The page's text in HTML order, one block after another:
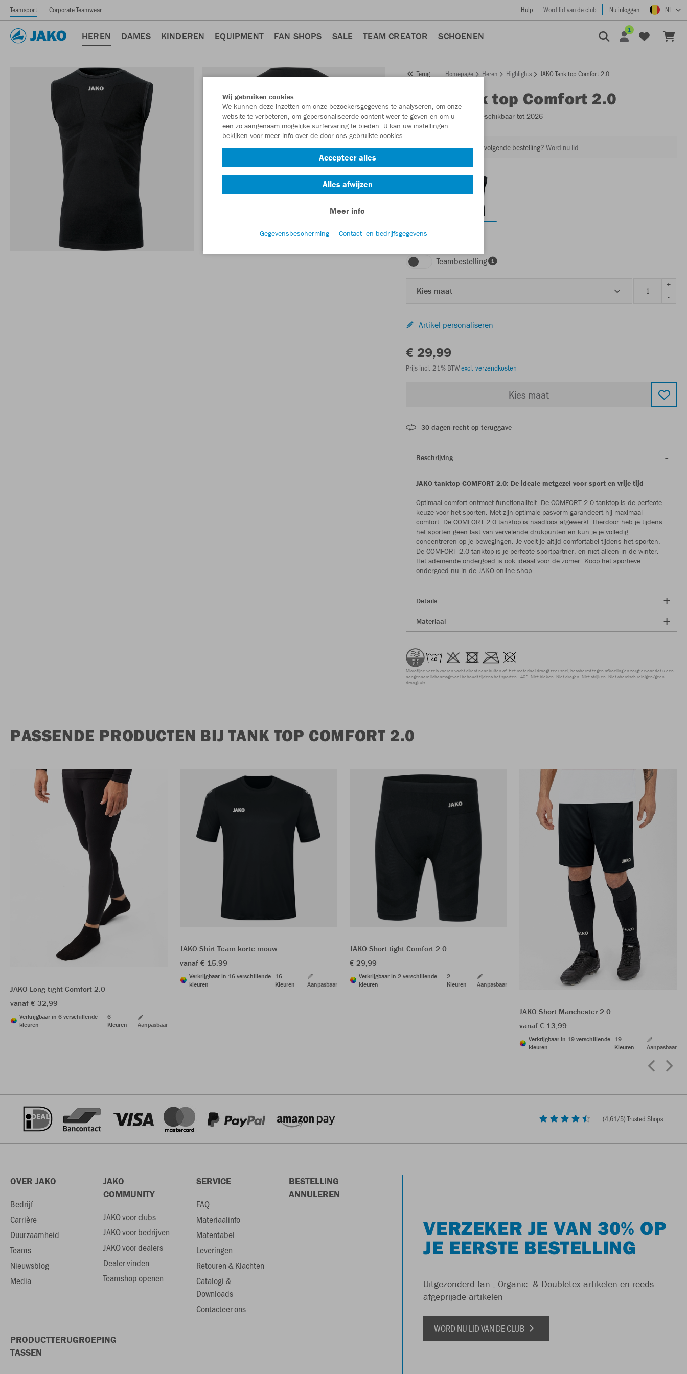
Teamsport Corporate Teamwear Hulp Word lid van de club Nu inloggen NL
HEREN DAMES KINDEREN EQUIPMENT FAN SHOPS SALE TEAM CREATOR SCHOENEN
1
Terug Homepage Heren Highlights JAKO Tank top Comfort 2.0
Tank top Comfort 2.0
Artikelnummer: - Beschikbaar tot 2026
Zin in 30% korting op je volgende bestelling?Word nu lid
zwart
Teambestelling
Kies maat
+
-
Artikel personaliseren
€ 29,99
Prijs incl. 21% BTWexcl. verzendkosten
Kies maat
30 dagen recht op teruggave
Beschrijving
JAKO tanktop COMFORT 2.0: De ideale metgezel voor sport en vrije tijd
Optimaal comfort ontmoet functionaliteit. De COMFORT 2.0 tanktop is de perfecte
keuze voor het sporten. Met zijn optimale pasvorm garandeert hij maximaal
comfort. De COMFORT 2.0 tanktop is naadloos afgewerkt. Hierdoor heb je tijdens
het sporten geen last van vervelende drukpunten en kun je je volledig
concentreren op je bewegingen. Je voelt je altijd comfortabel tijdens het sporten.
De COMFORT 2.0 tanktop is je perfecte sportpartner, en niet alleen in de winter.
Het ademende ondergoed is ook ideaal voor de zomer. Koop het sportieve
ondergoed nu in de JAKO online shop.
Details
Materiaal
Microfijne vezels voeren vocht direct naar buiten af. Het materiaal droogt zeer snel, beschermt tegen afkoeling en zorgt ervoor dat u een
aangenaam lichaamsgevoel behoudt tijdens het sporten. 40° Niet bleken Niet drogen Niet strijken Niet chemisch reinigen/geen
droogkuis
PASSENDE PRODUCTEN BIJ TANK TOP COMFORT 2.0
JAKO Long tight Comfort 2.0
vanaf € 32,99
Verkrijgbaar in 6 verschillende
kleuren
6
Kleuren
Aanpasbaar
JAKO Shirt Team korte mouw
vanaf € 15,99
Verkrijgbaar in 16 verschillende
kleuren
16
Kleuren
Aanpasbaar
JAKO Short tight Comfort 2.0
€ 29,99
Verkrijgbaar in 2 verschillende
kleuren
2
Kleuren
Aanpasbaar
JAKO Short Manchester 2.0
vanaf € 13,99
Verkrijgbaar in 19 verschillende
kleuren
19
Kleuren
Aanpasbaar
(4,61/5) Trusted Shops
OVER JAKO
Bedrijf
Carrière
Duurzaamheid
Teams
Nieuwsblog
Media
JAKO
COMMUNITY
JAKO voor clubs
JAKO voor bedrijven
JAKO voor dealers
Dealer vinden
Teamshop openen
SERVICE
FAQ
Materiaalinfo
Matentabel
Leveringen
Retouren & Klachten
Catalogi &
Downloads
Contacteer ons
BESTELLING
ANNULEREN
PRODUCTTERUGROEPING
TASSEN
VERZEKER JE VAN 30% OP
JE EERSTE BESTELLING
Uitgezonderd fan-, Organic- & Doubletex-artikelen en reeds
afgeprijsde artikelen
WORD NU LID VAN DE CLUB
Wij gebruiken cookies
We kunnen deze inzetten om onze bezoekersgegevens te analyseren, om onze
website te verbeteren, om gepersonaliseerde content weer te geven en om u
een zo aangenaam mogelijke surfervaring te bieden. U kan uw instellingen
bekijken voor meer info over de door ons gebruikte cookies.
Accepteer alles
Alles afwijzen
Meer info
Gegevensbescherming Contact- en bedrijfsgegevens